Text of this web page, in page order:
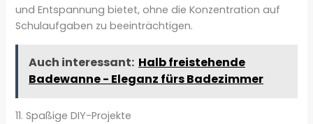
und Entspannung bietet, ohne die Konzentration auf
Schulaufgaben zu beeinträchtigen.
Auch interessant: Halb freistehende
Badewanne - Eleganz fürs Badezimmer
11. Spaßige DIY-Projekte